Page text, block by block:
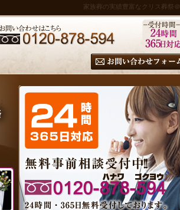
家族葬の実績豊富なクリス葬祭